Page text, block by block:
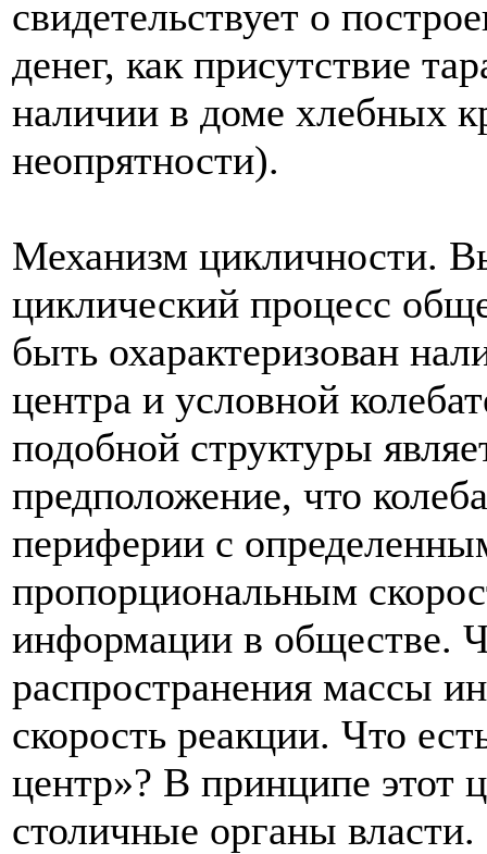
свидетельствует о
денег, как присутствие
наличии в доме хлебных
неопрятности).
Механизм цикличности.
циклический процесс
быть охарактеризован
центра и условной
подобной структуры
предположение, что
периферии с
пропорциональным
информации в обществе.
распространения массы
скорость реакции. Что
центр»? В принципе этот
столичные органы